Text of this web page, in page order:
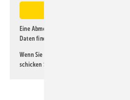
Eine Abmeldung ist jederzeit möglich.
Daten finden Sie auch in unserer
Wenn Sie selbst eine interessante Meldung
schicken Sie diese bitte an